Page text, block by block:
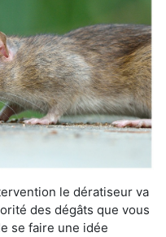
le dératiseur va
des dégâts que vous
se faire une idée